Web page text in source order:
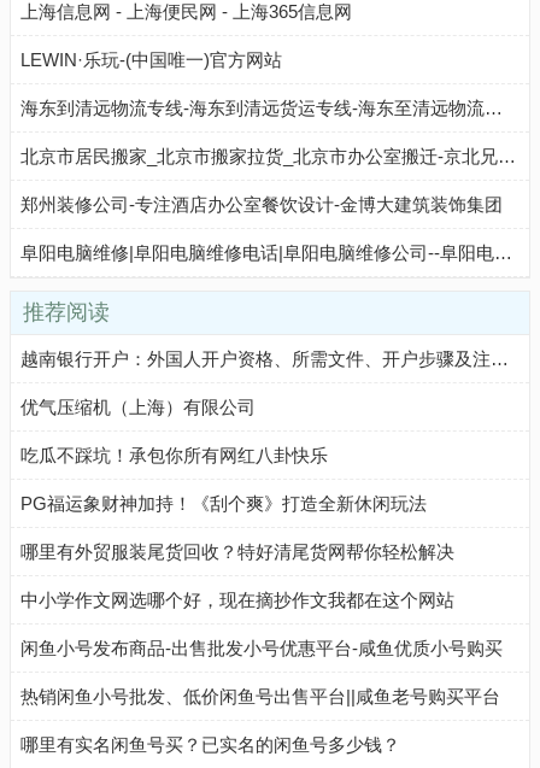
上海信息网 - 上海便民网 - 上海365信息网
LEWIN·乐玩-(中国唯一)官方网站
海东到清远物流专线-海东到清远货运专线-海东至清远物流公司-就发物流网
北京市居民搬家_北京市搬家拉货_北京市办公室搬迁-京北兄弟搬家...
郑州装修公司-专注酒店办公室餐饮设计-金博大建筑装饰集团
阜阳电脑维修|阜阳电脑维修电话|阜阳电脑维修公司--阜阳电脑维修网
推荐阅读
越南银行开户：外国人开户资格、所需文件、开户步骤及注意事项
优气压缩机（上海）有限公司
吃瓜不踩坑！承包你所有网红八卦快乐
PG福运象财神加持！《刮个爽》打造全新休闲玩法
哪里有外贸服装尾货回收？特好清尾货网帮你轻松解决
中小学作文网选哪个好，现在摘抄作文我都在这个网站
闲鱼小号发布商品-出售批发小号优惠平台-咸鱼优质小号购买
热销闲鱼小号批发、低价闲鱼号出售平台||咸鱼老号购买平台
哪里有实名闲鱼号买？已实名的闲鱼号多少钱？